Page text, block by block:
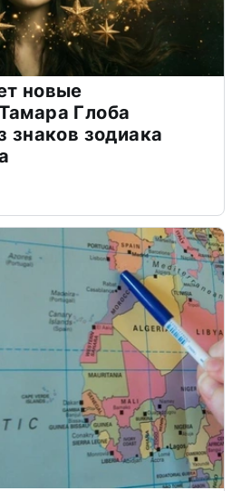
новые
Глоба
знаков зодиака